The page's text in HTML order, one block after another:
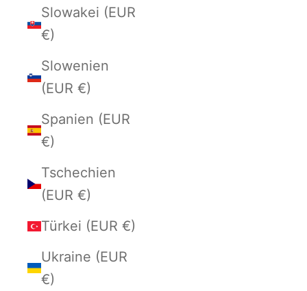
Slowakei (EUR
€)
Slowenien
(EUR €)
Spanien (EUR
€)
Tschechien
(EUR €)
Türkei (EUR €)
Ukraine (EUR
€)